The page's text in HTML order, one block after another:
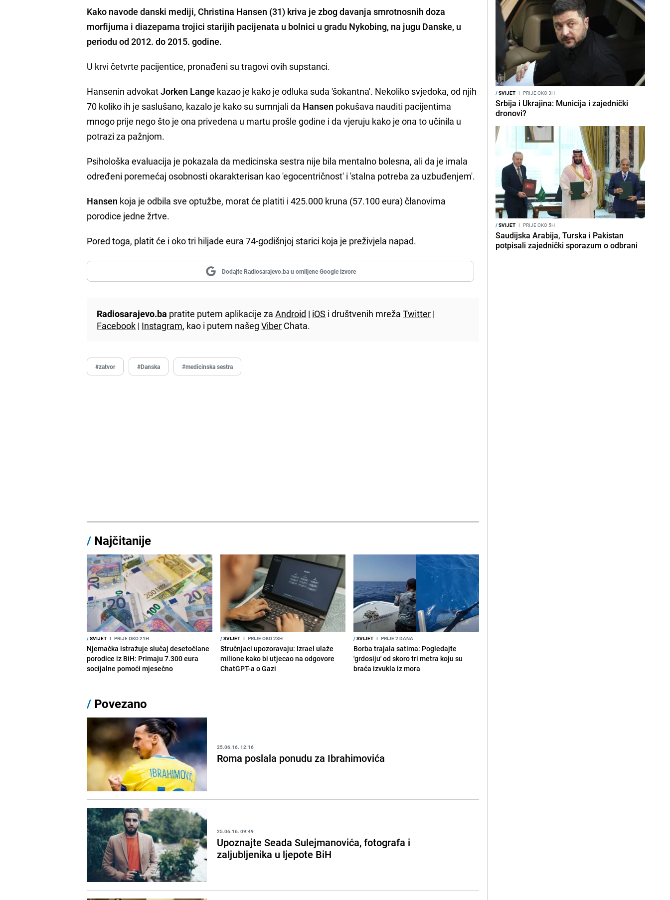
Kako navode danski mediji,Christina Hansen (31) kriva je zbog davanja smrotnosnih doza
morfijuma i diazepama trojici starijih pacijenata u bolnici u gradu Nykobing, na jugu Danske, u
periodu od 2012. do 2015. godine.
U krvi četvrte pacijentice, pronađeni su tragovi ovih supstanci.
Hansenin advokatJorken Lange kazao je kako je odluka suda 'šokantna'. Nekoliko svjedoka, od njih
70 koliko ih je saslušano, kazalo je kako su sumnjali da Hansen pokušava nauditi pacijentima
mnogo prije nego što je ona privedena u martu prošle godine i da vjeruju kako je ona to učinila u
potrazi za pažnjom.
Psihološka evaluacija je pokazala da medicinska sestra nije bila mentalno bolesna, ali da je imala
određeni poremećaj osobnosti okarakterisan kao 'egocentričnost' i 'stalna potreba za uzbuđenjem'.
Hansen koja je odbila sve optužbe, morat će platiti i 425.000 kruna (57.100 eura) članovima
porodice jedne žrtve.
Pored toga, platit će i oko tri hiljade eura 74-godišnjoj starici koja je preživjela napad.
Dodajte Radiosarajevo.ba u omiljene Google izvore
Radiosarajevo.ba pratite putem aplikacije zaAndroid | iOS i društvenih mrežaTwitter |
Facebook | Instagram, kao i putem našegViber Chata.
#zatvor #Danska #medicinska sestra
/ Najčitanije
/SVIJET I PRIJE OKO 21H
Njemačka istražuje slučaj desetočlane
porodice iz BiH: Primaju 7.300 eura
socijalne pomoći mjesečno
/SVIJET I PRIJE OKO 23H
Stručnjaci upozoravaju: Izrael ulaže
milione kako bi utjecao na odgovore
ChatGPT-a o Gazi
/SVIJET I PRIJE 2 DANA
Borba trajala satima: Pogledajte
'grdosiju' od skoro tri metra koju su
braća izvukla iz mora
/ Povezano
25.06.16. 12:16
Roma poslala ponudu za Ibrahimovića
25.06.16. 09:49
Upoznajte Seada Sulejmanovića, fotografa i
zaljubljenika u ljepote BiH
/SVIJET I PRIJE OKO 3H
Srbija i Ukrajina: Municija i zajednički
dronovi?
/SVIJET I PRIJE OKO 5H
Saudijska Arabija, Turska i Pakistan
potpisali zajednički sporazum o odbrani